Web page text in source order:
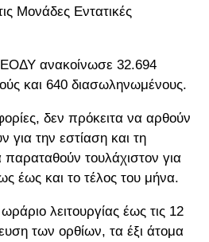
Μονάδες Εντατικές
ανακοίνωσε 32.694
και 640 διασωληνωμένους.
δεν πρόκειτα να αρθούν
για την εστίαση και τη
τουλάχιστον για
έως και το τέλος του μήνα.
λειτουργίας έως τις 12
των ορθίων, τα έξι άτομα